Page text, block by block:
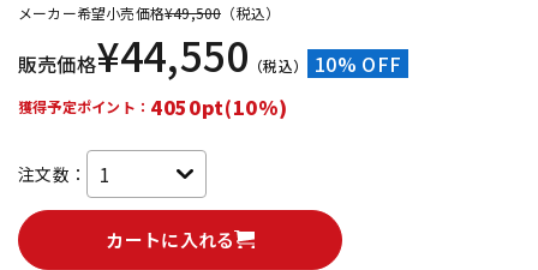
メーカー希望小売価格¥49,500 （税込）
販売価格¥44,550 （税込） 10% OFF
獲得予定ポイント： 4050pt(10%)
注文数：
カートに入れる